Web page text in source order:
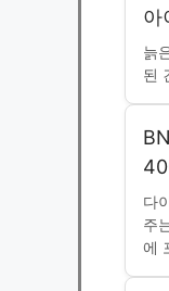
아
늙
된
다
주
에